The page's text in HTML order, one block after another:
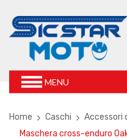
MENU
Home Caschi Accessori
Maschera cross-enduro